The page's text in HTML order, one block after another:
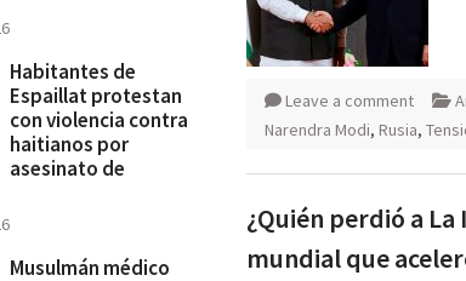
Leave a comment
Narendra Modi, Rusia,
¿Quién perdió a
mundial que
Habitantes de
Espaillat protestan
con violencia contra
haitianos por
asesinato de
Musulmán médico